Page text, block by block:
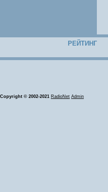
РЕЙТИНГ
Copyright © 2002-2021 RadioNet Admin